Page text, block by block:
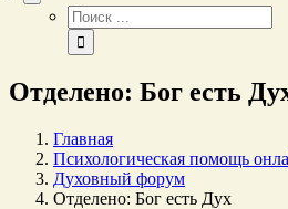
Результат
поиска:
Отделено: Бог есть
Главная
Психологическая помощь
Духовный форум
Отделено: Бог есть Дух